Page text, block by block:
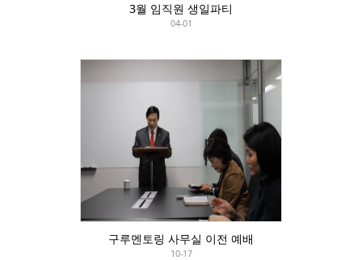
3월 임직원 생일파티
04-01
구루멘토링 사무실 이전 예배
10-17